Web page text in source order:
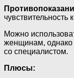
чувствительность
Можно
женщинам, однако
со специалистом.
Плюсы: